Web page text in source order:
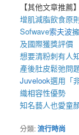
【其他文章推薦】
增肌減脂飲食原
Sofwave索夫波
及國際獲獎評價
想要清粉刺有人
產後肚皮鬆弛問
Juvelook選用「
織相容性優勢
知名藝人也愛童
分類:流行時尚